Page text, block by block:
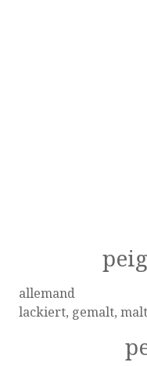
allemand
lackiert, gemalt,